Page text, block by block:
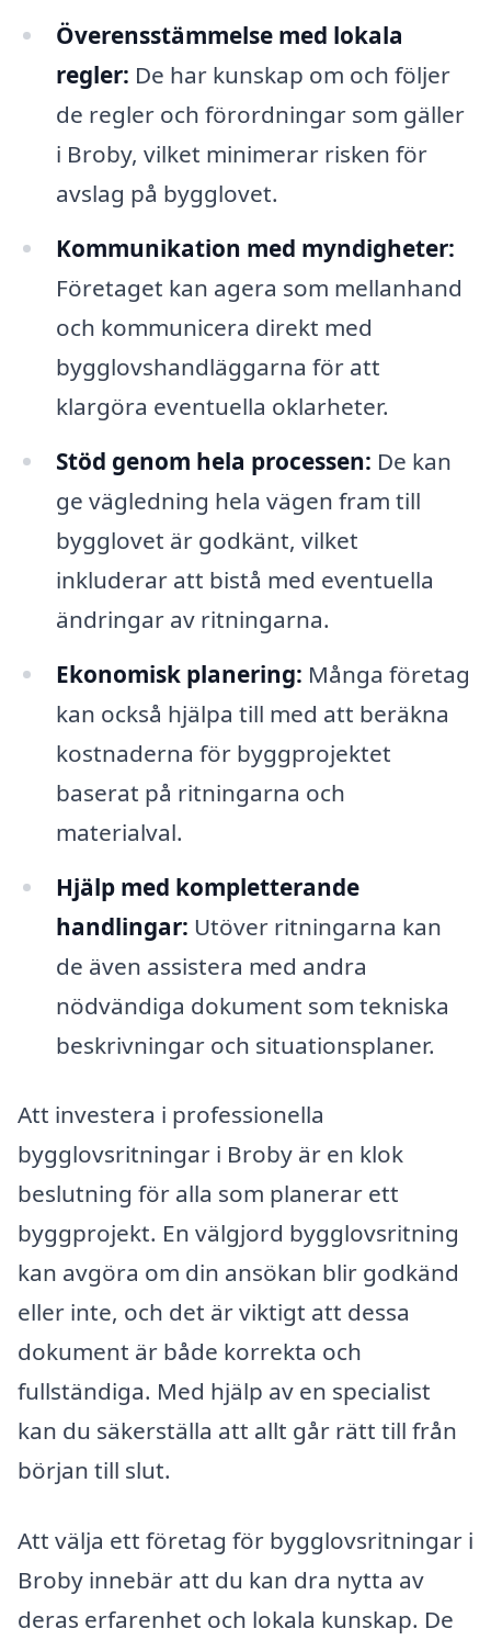
Överensstämmelse med lokala
regler: De har kunskap om och följer
de regler och förordningar som gäller
i Broby, vilket minimerar risken för
avslag på bygglovet.
Kommunikation med myndigheter:
Företaget kan agera som mellanhand
och kommunicera direkt med
bygglovshandläggarna för att
klargöra eventuella oklarheter.
Stöd genom hela processen: De kan
ge vägledning hela vägen fram till
bygglovet är godkänt, vilket
inkluderar att bistå med eventuella
ändringar av ritningarna.
Ekonomisk planering: Många företag
kan också hjälpa till med att beräkna
kostnaderna för byggprojektet
baserat på ritningarna och
materialval.
Hjälp med kompletterande
handlingar: Utöver ritningarna kan
de även assistera med andra
nödvändiga dokument som tekniska
beskrivningar och situationsplaner.
Att investera i professionella
bygglovsritningar i Broby är en klok
beslutning för alla som planerar ett
byggprojekt. En välgjord bygglovsritning
kan avgöra om din ansökan blir godkänd
eller inte, och det är viktigt att dessa
dokument är både korrekta och
fullständiga. Med hjälp av en specialist
kan du säkerställa att allt går rätt till från
början till slut.
Att välja ett företag för bygglovsritningar i
Broby innebär att du kan dra nytta av
deras erfarenhet och lokala kunskap. De